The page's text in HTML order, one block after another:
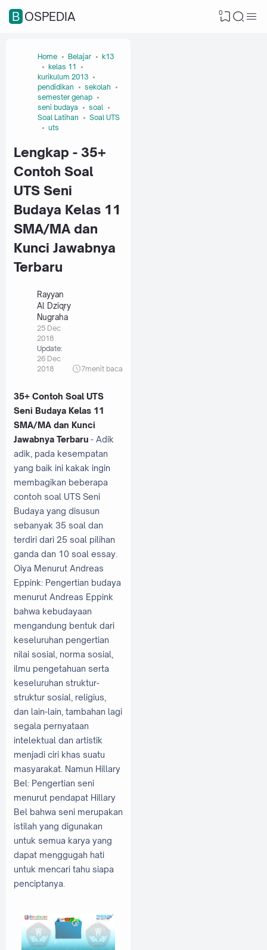
BOSPEDIA 0
Home Belajar
k13
kelas 11
kurikulum 2013
pendidikan
sekolah
semester genap
seni budaya
soal
Soal Latihan
Soal UTS
uts
Lengkap - 35+
Contoh Soal
UTS Seni
Budaya Kelas 11
SMA/MA dan
Kunci Jawabnya
Terbaru
Rayyan
Al Dziqry
Nugraha
25 Dec
2018
Update:
26 Dec
2018
7menit baca
35+ Contoh Soal UTS
Seni Budaya Kelas 11
SMA/MA dan Kunci
Jawabnya Terbaru - Adik
adik, pada kesempatan
yang baik ini kakak ingin
membagikan beberapa
contoh soal UTS Seni
Budaya yang disusun
sebanyak 35 soal dan
terdiri dari 25 soal pilihan
ganda dan 10 soal essay.
Oiya Menurut Andreas
Eppink: Pengertian budaya
menurut Andreas Eppink
bahwa kebudayaan
mengandung bentuk dari
keseluruhan pengertian
nilai sosial, norma sosial,
ilmu pengetahuan serta
keseluruhan struktur-
struktur sosial, religius,
dan lain-lain, tambahan lagi
segala pernyataan
intelektual dan artistik
menjadi ciri khas suatu
masyarakat. Namun Hillary
Bel: Pengertian seni
menurut pendapat Hillary
Bel bahwa seni merupakan
istilah yang digunakan
untuk semua karya yang
dapat menggugah hati
untuk mencari tahu siapa
penciptanya.